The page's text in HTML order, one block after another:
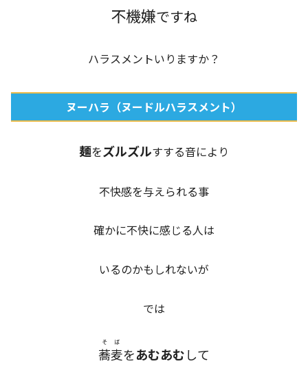
不機嫌ですね
ハラスメントいりますか？
ヌーハラ（ヌードルハラスメント）
麺をズルズルすする音により
不快感を与えられる事
確かに不快に感じる人は
いるのかもしれないが
では
蕎麦
そば
をあむあむして